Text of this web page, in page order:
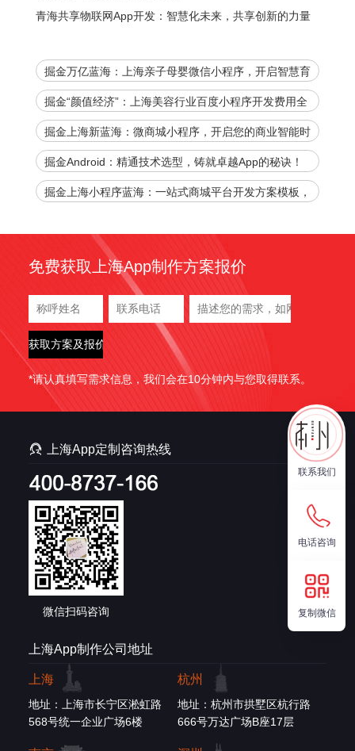
联系我们
电话咨询
复制微信
青海共享物联网App开发：智慧化未来，共享创新的力量
掘金万亿蓝海：上海亲子母婴微信小程序，开启智慧育
儿新时代！
掘金“颜值经济”：上海美容行业百度小程序开发费用全
解析，助您抢占数字先机！
掘金上海新蓝海：微商城小程序，开启您的商业智能时
代
掘金Android：精通技术选型，铸就卓越App的秘诀！
掘金上海小程序蓝海：一站式商城平台开发方案模板，
免费获取上海App制作方案报价
*请认真填写需求信息，我们会在10分钟内与您取得联系。
 上海App定制咨询热线
微信扫码咨询
上海App制作公司地址
上海
地址：上海市长宁区淞虹路
568号统一企业广场6楼
杭州
地址：杭州市拱墅区杭行路
666号万达广场B座17层